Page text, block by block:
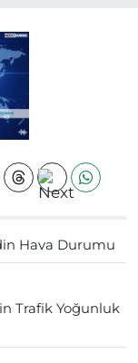
Hava Durumu
Trafik Yoğunluk